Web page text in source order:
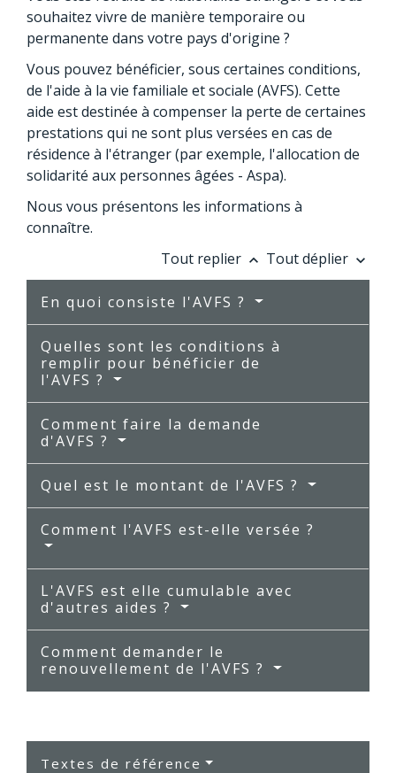
souhaitez vivre de manière temporaire ou
permanente dans votre pays d'origine ?
Vous pouvez bénéficier, sous certaines conditions,
de l'aide à la vie familiale et sociale (AVFS). Cette
aide est destinée à compenser la perte de certaines
prestations qui ne sont plus versées en cas de
résidence à l'étranger (par exemple, l'allocation de
solidarité aux personnes âgées - Aspa).
Nous vous présentons les informations à
connaître.
Tout replier keyboard_arrow_up Tout déplier keyboard_arrow_down
En quoi consiste l'AVFS ?
Quelles sont les conditions à
remplir pour bénéficier de
l'AVFS ?
Comment faire la demande
d'AVFS ?
Quel est le montant de l'AVFS ?
Comment l'AVFS est-elle versée ?
L'AVFS est elle cumulable avec
d'autres aides ?
Comment demander le
renouvellement de l'AVFS ?
Textes de référence